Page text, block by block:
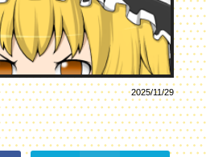
2025/11/29